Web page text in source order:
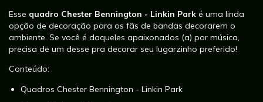
Esse quadro Chester Bennington - Linkin Park é uma linda
opção de decoração para os fãs de bandas decorarem o
ambiente. Se você é daqueles apaixonados (a) por música,
precisa de um desse pra decorar seu lugarzinho preferido!
Conteúdo:
Quadros Chester Bennington - Linkin Park